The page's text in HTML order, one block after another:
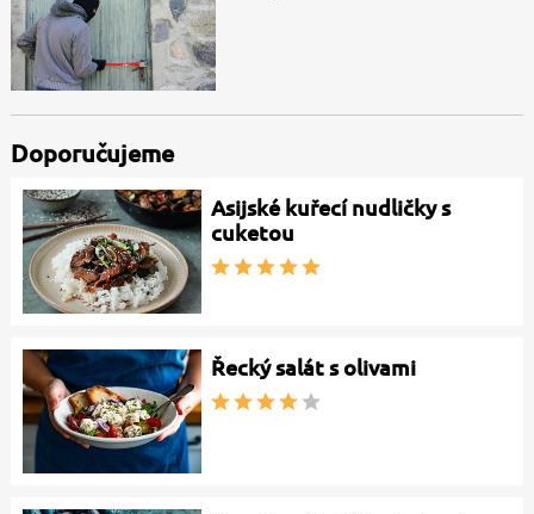
Doporučujeme
Asijské kuřecí nudličky s
cuketou
Řecký salát s olivami